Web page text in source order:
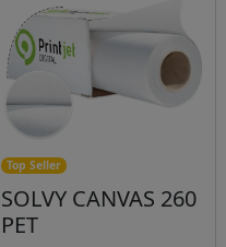
Top Seller
SOLVY CANVAS 260
PET